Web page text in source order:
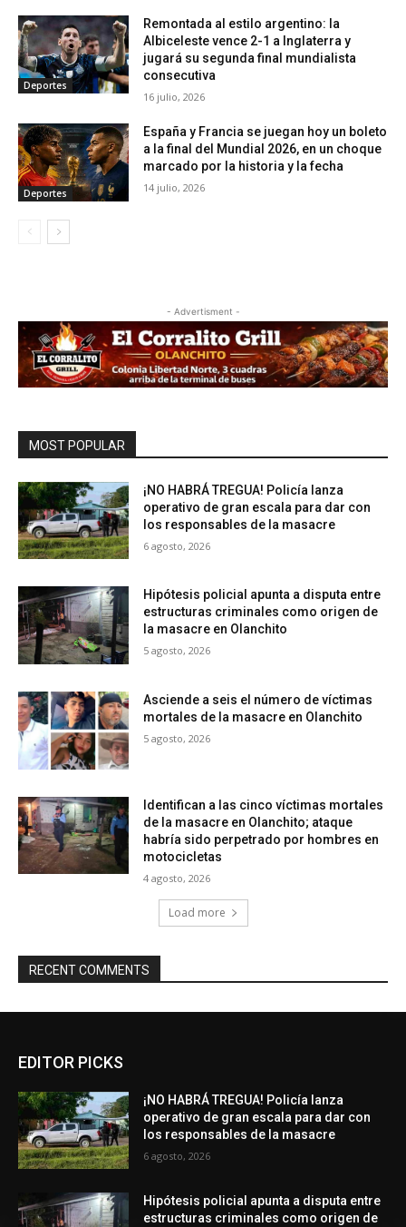
Deportes
Remontada al estilo argentino: la
Albiceleste vence 2-1 a Inglaterra y
jugará su segunda final mundialista
consecutiva
16 julio, 2026
Deportes
España y Francia se juegan hoy un boleto
a la final del Mundial 2026, en un choque
marcado por la historia y la fecha
14 julio, 2026
- Advertisment -
MOST POPULAR
¡NO HABRÁ TREGUA! Policía lanza
operativo de gran escala para dar con
los responsables de la masacre
6 agosto, 2026
Hipótesis policial apunta a disputa entre
estructuras criminales como origen de
la masacre en Olanchito
5 agosto, 2026
Asciende a seis el número de víctimas
mortales de la masacre en Olanchito
5 agosto, 2026
Identifican a las cinco víctimas mortales
de la masacre en Olanchito; ataque
habría sido perpetrado por hombres en
motocicletas
4 agosto, 2026
Load more
RECENT COMMENTS
EDITOR PICKS
¡NO HABRÁ TREGUA! Policía lanza
operativo de gran escala para dar con
los responsables de la masacre
6 agosto, 2026
Hipótesis policial apunta a disputa entre
estructuras criminales como origen de